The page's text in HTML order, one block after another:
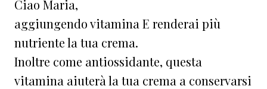
Ciao Maria,
aggiungendo vitamina E renderai più
nutriente la tua crema.
Inoltre come antiossidante, questa
vitamina aiuterà la tua crema a conservarsi